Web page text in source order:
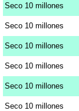
Seco 10 millones
Seco 10 millones
Seco 10 millones
Seco 10 millones
Seco 10 millones
Seco 10 millones